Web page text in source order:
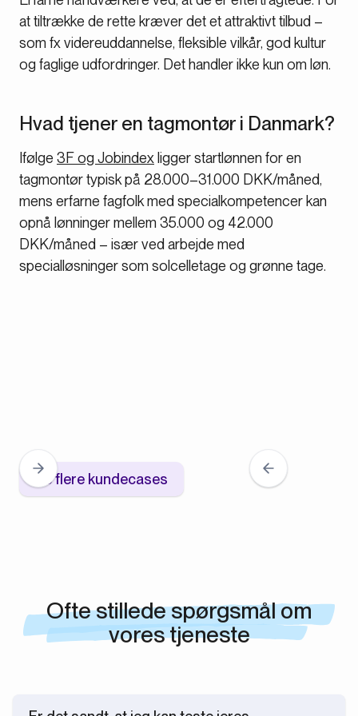
at tiltrække de rette kræver det et attraktivt tilbud –
som fx videreuddannelse, fleksible vilkår, god kultur
og faglige udfordringer. Det handler ikke kun om løn.
Hvad tjener en tagmontør i Danmark?
Ifølge 3F og Jobindex ligger startlønnen for en
tagmontør typisk på 28.000–31.000 DKK/måned,
mens erfarne fagfolk med specialkompetencer kan
opnå lønninger mellem 35.000 og 42.000
DKK/måned – især ved arbejde med
specialløsninger som solcelletage og grønne tage.
Se flere kundecases
Ofte stillede spørgsmål om
vores tjeneste